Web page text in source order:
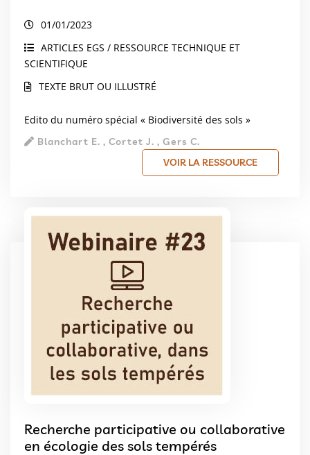
01/01/2023
ARTICLES EGS / RESSOURCE TECHNIQUE ET
SCIENTIFIQUE
TEXTE BRUT OU ILLUSTRÉ
Edito du numéro spécial « Biodiversité des sols »
Blanchart E. , Cortet J. , Gers C.
VOIR LA RESSOURCE
Recherche participative ou collaborative
en écologie des sols tempérés